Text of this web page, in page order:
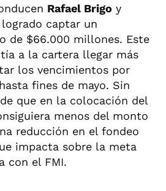
Rafael Brigo y
logrado captar un
de $66.000 millones. Este
a la cartera llegar más
los vencimientos por
fines de mayo. Sin
que en la colocación del
menos del monto
reducción en el fondeo
impacta sobre la meta
con el FMI.